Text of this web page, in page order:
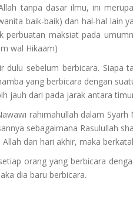
tanpa dasar ilmu, ini
baik-baik) dan hal-hal lain
perbuatan maksiat pada
wal Hikaam)
dulu sebelum berbicara.
yang berbicara dengan
jauh dari pada jarak antara
rahimahullah dalam
sebagaimana Rasulullah
dan hari akhir, maka
orang yang berbicara
dia baru berbicara.